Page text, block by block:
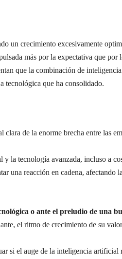
un crecimiento excesivamente
más por la expectativa que por
que la combinación de
tecnológica que ha consolidado.
de la enorme brecha entre las
la tecnología avanzada, incluso a
una reacción en cadena, afectando
o ante el preludio de una
el ritmo de crecimiento de su
si el auge de la inteligencia artificial